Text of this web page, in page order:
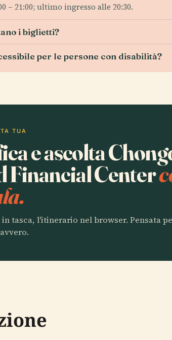
– 21:00; ultimo ingresso alle 20:30.
i biglietti?
per le persone con disabilità?
TUA
e ascolta
Financial Center
tasca, l'itinerario nel browser. Pensata